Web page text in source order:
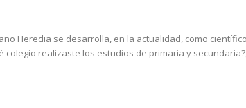
Heredia se desarrolla, en la actualidad, como
colegio realizaste los estudios de primaria y